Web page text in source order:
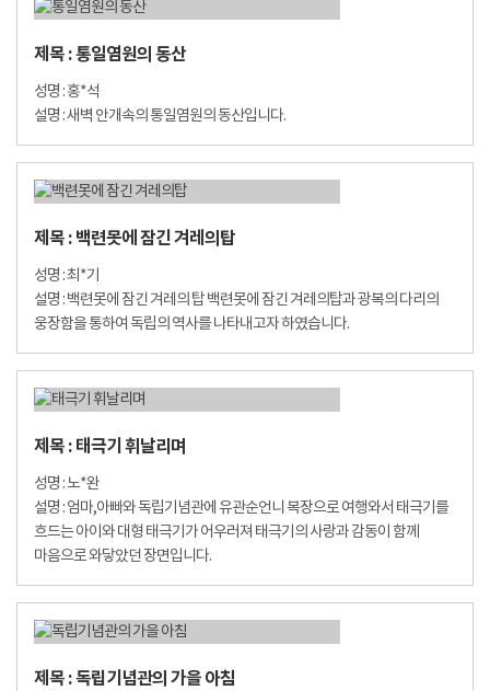
제목 : 통일염원의 동산
성명 : 홍*석
설명 : 새벽 안개속의 통일염원의 동산입니다.
제목 : 백련못에 잠긴 겨레의탑
성명 : 최*기
설명 : 백련못에 잠긴 겨레의 탑 백련못에 잠긴 겨레의탑과 광복의 다리의
웅장함을 통하여 독립의 역사를 나타내고자 하였습니다.
제목 : 태극기 휘날리며
성명 : 노*완
설명 : 엄마,아빠와 독립기념관에 유관순언니 복장으로 여행와서 태극기를
흐드는 아이와 대형 태극기가 어우러져 태극기의 사랑과 감동이 함께
마음으로 와닿았던 장면입니다.
제목 : 독립기념관의 가을 아침